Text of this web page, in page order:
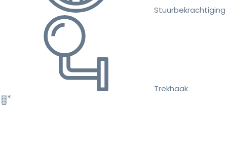
Stuurbekrachtiging
Trekhaak